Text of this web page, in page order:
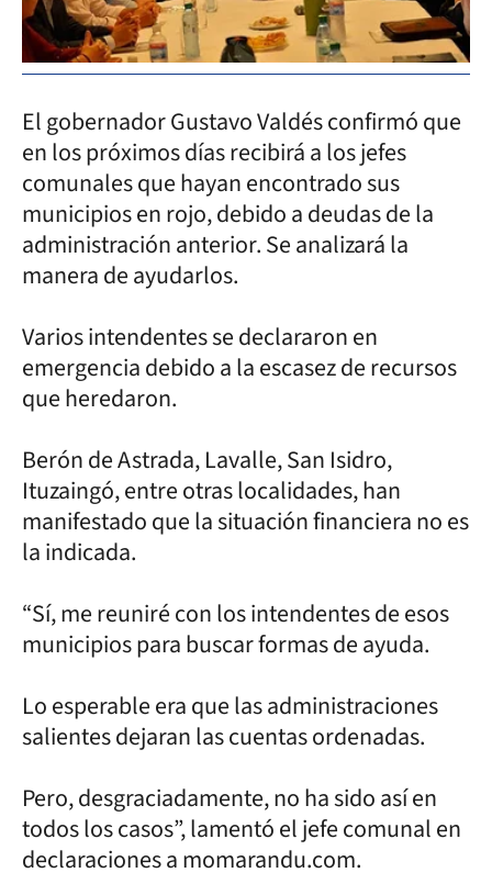
El gobernador Gustavo Valdés confirmó que
en los próximos días recibirá a los jefes
comunales que hayan encontrado sus
municipios en rojo, debido a deudas de la
administración anterior. Se analizará la
manera de ayudarlos.
Varios intendentes se declararon en
emergencia debido a la escasez de recursos
que heredaron.
Berón de Astrada, Lavalle, San Isidro,
Ituzaingó, entre otras localidades, han
manifestado que la situación financiera no es
la indicada.
“Sí, me reuniré con los intendentes de esos
municipios para buscar formas de ayuda.
Lo esperable era que las administraciones
salientes dejaran las cuentas ordenadas.
Pero, desgraciadamente, no ha sido así en
todos los casos”, lamentó el jefe comunal en
declaraciones a momarandu.com.